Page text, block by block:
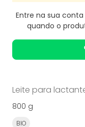
Entre na sua
quando o
Leite para
800 g
BIO